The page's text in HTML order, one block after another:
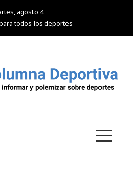
agosto 4
todos los deportes